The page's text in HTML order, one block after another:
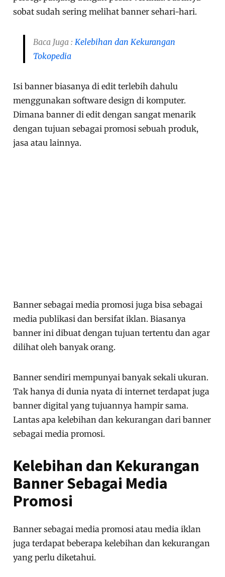
sobat sudah sering melihat banner sehari-hari.
Baca Juga :Kelebihan dan Kekurangan
Tokopedia
Isi banner biasanya di edit terlebih dahulu
menggunakan software design di komputer.
Dimana banner di edit dengan sangat menarik
dengan tujuan sebagai promosi sebuah produk,
jasa atau lainnya.
Banner sebagai media promosi juga bisa sebagai
media publikasi dan bersifat iklan. Biasanya
banner ini dibuat dengan tujuan tertentu dan agar
dilihat oleh banyak orang.
Banner sendiri mempunyai banyak sekali ukuran.
Tak hanya di dunia nyata di internet terdapat juga
banner digital yang tujuannya hampir sama.
Lantas apa kelebihan dan kekurangan dari banner
sebagai media promosi.
Kelebihan dan Kekurangan
Banner Sebagai Media
Promosi
Banner sebagai media promosi atau media iklan
juga terdapat beberapa kelebihan dan kekurangan
yang perlu diketahui.